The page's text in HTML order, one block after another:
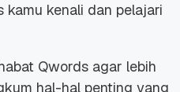
kenali dan pelajari
Qwords agar lebih
hal-hal penting yang